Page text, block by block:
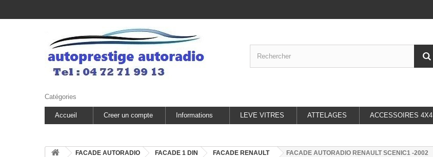
Catégories
Accueil Creer un compte Informations LEVE VITRES ATTELAGES ACCESSOIRES 4X4
FACADE AUTORADIO FACADE 1 DIN FACADE RENAULT FACADE AUTORADIO RENAULT SCENIC1 -2002